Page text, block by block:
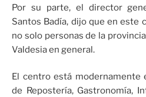
Por su parte, el director
Santos Badía, dijo que en este
no solo personas de la
Valdesia en general.
El centro está modernamente
de Repostería, Gastronomía,